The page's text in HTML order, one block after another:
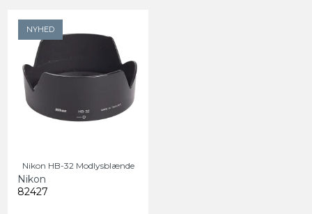
NYHED
Nikon HB-32 Modlysblænde
Nikon
82427